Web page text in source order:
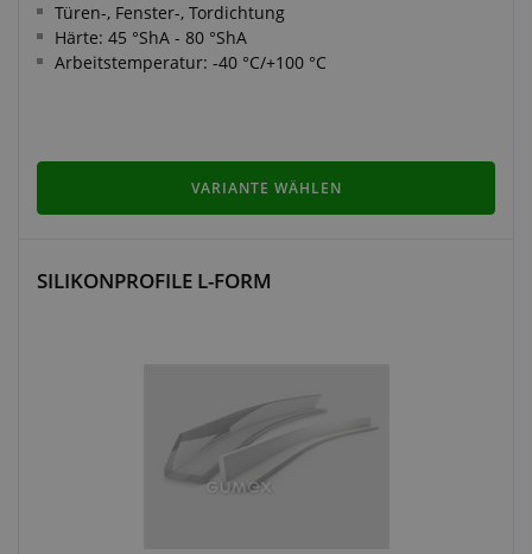
Türen-, Fenster-, Tordichtung
Härte: 45 °ShA - 80 °ShA
Arbeitstemperatur: -40 °C/+100 °C
VARIANTE WÄHLEN
SILIKONPROFILE L-FORM